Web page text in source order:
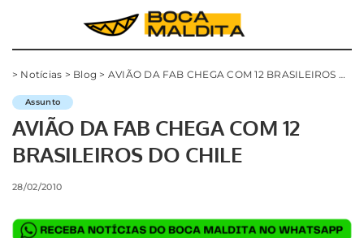
> Notícias > Blog > AVIÃO DA FAB CHEGA COM 12 BRASILEIROS DO CHILE
Assunto
AVIÃO DA FAB CHEGA COM 12
BRASILEIROS DO CHILE
28/02/2010